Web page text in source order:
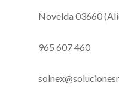
Novelda 03660
965 607 460